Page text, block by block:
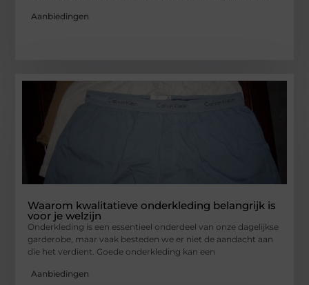
Aanbiedingen
Waarom kwalitatieve onderkleding belangrijk is
voor je welzijn
Onderkleding is een essentieel onderdeel van onze dagelijkse
garderobe, maar vaak besteden we er niet de aandacht aan
die het verdient. Goede onderkleding kan een
Aanbiedingen